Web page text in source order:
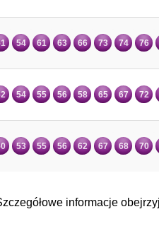
54 61 63 66 73 74 76
54 55 56 58 65 67 72
53 55 56 62 67 68 70
informacje